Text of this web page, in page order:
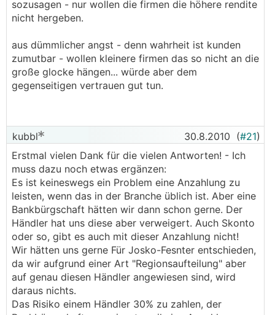
sozusagen - nur wollen die firmen die höhere rendite
nicht hergeben.
aus dümmlicher angst - denn wahrheit ist kunden
zumutbar - wollen kleinere firmen das so nicht an die
große glocke hängen... würde aber dem
gegenseitigen vertrauen gut tun.
kubbl 30.8.2010 (#21)
Erstmal vielen Dank für die vielen Antworten! - Ich
muss dazu noch etwas ergänzen:
Es ist keineswegs ein Problem eine Anzahlung zu
leisten, wenn das in der Branche üblich ist. Aber eine
Bankbürgschaft hätten wir dann schon gerne. Der
Händler hat uns diese aber verweigert. Auch Skonto
oder so, gibt es auch mit dieser Anzahlung nicht!
Wir hätten uns gerne Für Josko-Fesnter entschieden,
da wir aufgrund einer Art "Regionsaufteilung" aber
auf genau diesen Händler angewiesen sind, wird
daraus nichts.
Das Risiko einem Händler 30% zu zahlen, der